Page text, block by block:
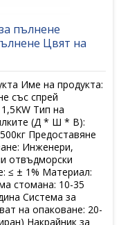
пълнене
Цвят на
Име на продукта:
със спрей
Тип на
(Д * Ш * В):
Предоставяне
Инженери,
отвъдморски
≤ ± 1% Материал:
стомана: 10-35
Система за
на опаковане: 20-
Накрайник за